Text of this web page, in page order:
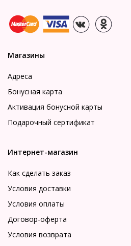
Магазины
Адреса
Бонусная карта
Активация бонусной карты
Подарочный сертификат
Интернет-магазин
Как сделать заказ
Условия доставки
Условия оплаты
Договор-оферта
Условия возврата